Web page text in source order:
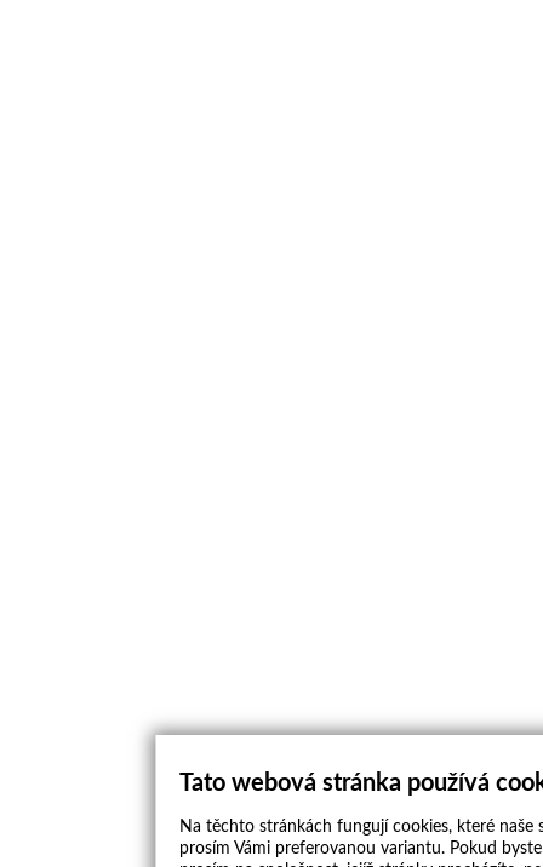
Tato webová stránka používá
Na těchto stránkách fungují cookies, které
prosím Vámi preferovanou variantu. Pokud